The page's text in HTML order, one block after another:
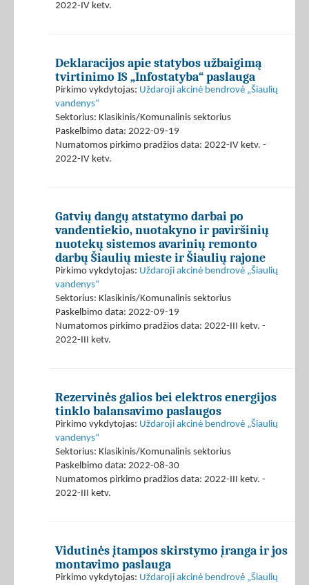
2022-IV ketv.
Deklaracijos apie statybos užbaigimą
tvirtinimo IS „Infostatyba“ paslauga
Pirkimo vykdytojas: Uždaroji akcinė bendrovė „Šiaulių
vandenys“
Sektorius: Klasikinis/Komunalinis sektorius
Paskelbimo data: 2022-09-19
Numatomos pirkimo pradžios data: 2022-IV ketv. -
2022-IV ketv.
Gatvių dangų atstatymo darbai po
vandentiekio, nuotakyno ir paviršinių
nuotekų sistemos avarinių remonto
darbų Šiaulių mieste ir Šiaulių rajone
Pirkimo vykdytojas: Uždaroji akcinė bendrovė „Šiaulių
vandenys“
Sektorius: Klasikinis/Komunalinis sektorius
Paskelbimo data: 2022-09-19
Numatomos pirkimo pradžios data: 2022-III ketv. -
2022-III ketv.
Rezervinės galios bei elektros energijos
tinklo balansavimo paslaugos
Pirkimo vykdytojas: Uždaroji akcinė bendrovė „Šiaulių
vandenys“
Sektorius: Klasikinis/Komunalinis sektorius
Paskelbimo data: 2022-08-30
Numatomos pirkimo pradžios data: 2022-III ketv. -
2022-III ketv.
Vidutinės įtampos skirstymo įranga ir jos
montavimo paslauga
Pirkimo vykdytojas: Uždaroji akcinė bendrovė „Šiaulių